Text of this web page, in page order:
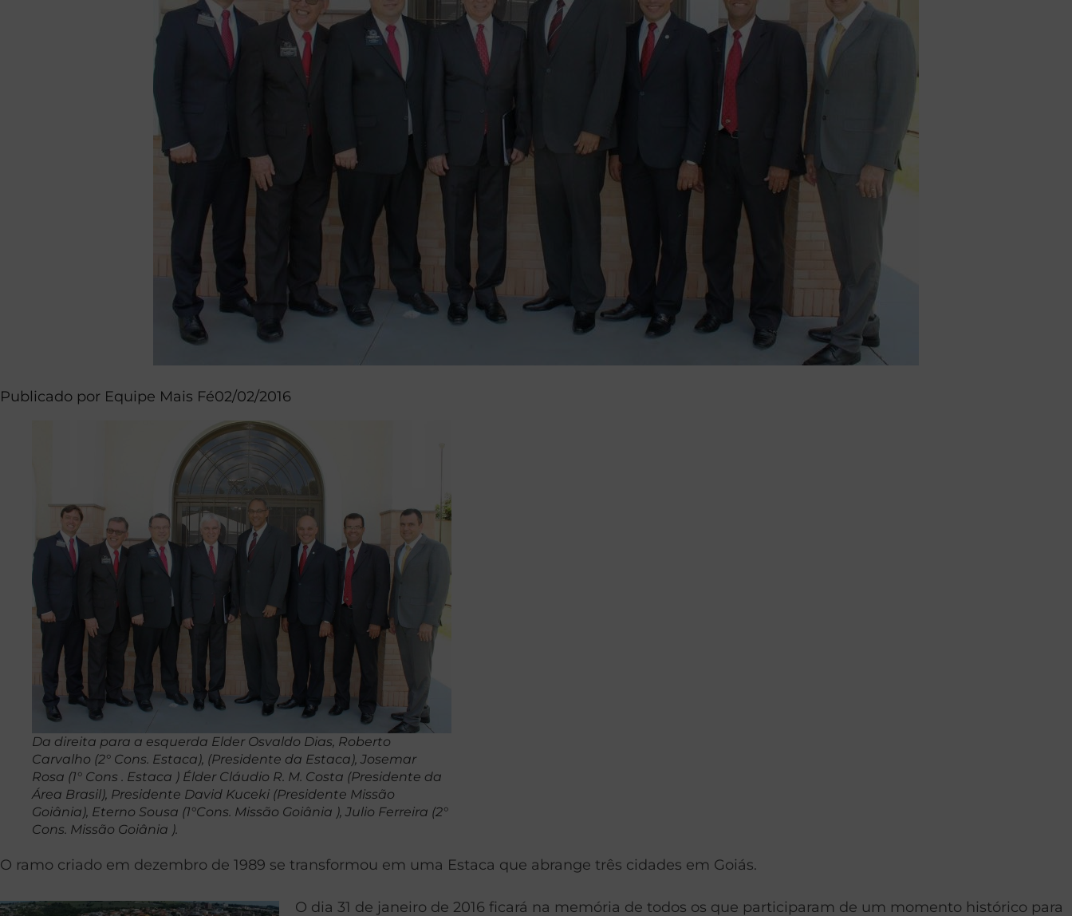
Publicado por Equipe Mais Fé02/02/2016
Da direita para a esquerda Elder Osvaldo Dias, Roberto
Carvalho (2° Cons. Estaca), (Presidente da Estaca), Josemar
Rosa (1° Cons . Estaca ) Élder Cláudio R. M. Costa (Presidente da
Área Brasil), Presidente David Kuceki (Presidente Missão
Goiânia), Eterno Sousa (1°Cons. Missão Goiânia ), Julio Ferreira (2°
Cons. Missão Goiânia ).
O ramo criado em dezembro de 1989 se transformou em uma Estaca que abrange três cidades em Goiás.
O dia 31 de janeiro de 2016 ficará na memória de todos os que participaram de um momento histórico para